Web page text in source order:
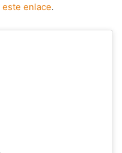
este enlace.